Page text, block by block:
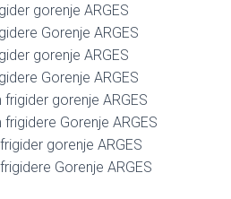
gorenje ARGES
Gorenje ARGES
gorenje ARGES
Gorenje ARGES
gorenje ARGES
Gorenje ARGES
gorenje ARGES
Gorenje ARGES